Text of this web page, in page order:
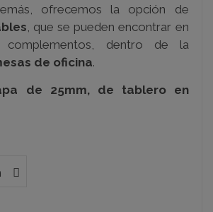
ofrecemos la opción de
, que se pueden encontrar en
dentro de la
de oficina.
de 25mm, de tablero en